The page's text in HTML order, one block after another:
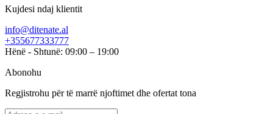
Kujdesi ndaj klientit
info@ditenate.al
+355677333777
Hënë - Shtunë: 09:00 – 19:00
Abonohu
Regjistrohu për të marrë njoftimet dhe ofertat tona